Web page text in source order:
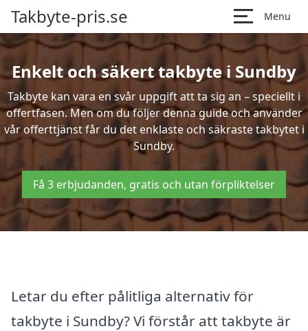
Takbyte-pris.se Menu
Enkelt och säkert takbyte i Sundby
Takbyte kan vara en svår uppgift att ta sig an – speciellt i
offertfasen. Men om du följer denna guide och använder
vår offerttjänst får du det enklaste och säkraste takbytet i
Sundby.
Få 3 erbjudanden, gratis och utan förpliktelser
Letar du efter pålitliga alternativ för
takbyte i Sundby? Vi förstår att takbyte är